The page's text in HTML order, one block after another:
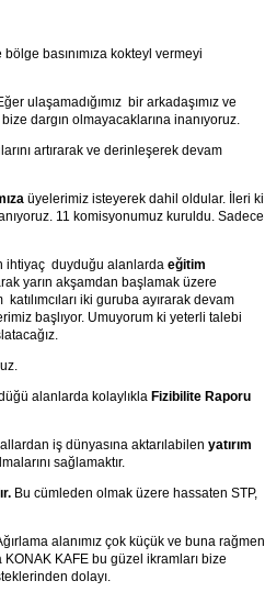
basınımıza kokteyl vermeyi
ulaşamadığımız bir arkadaşımız ve
dargın olmayacaklarına inanıyoruz.
artırarak ve derinleşerek devam
üyelerimiz isteyerek dahil oldular. İleri ki
11 komisyonumuz kuruldu. Sadece
ihtiyaç duyduğu alanlarda eğitim
yarın akşamdan başlamak üzere
iki guruba ayırarak devam
başlıyor. Umuyorum ki yeterli talebi
alanlarda kolaylıkla Fizibilite Raporu
iş dünyasına aktarılabilen yatırım
sağlamaktır.
Bu cümleden olmak üzere hassaten STP,
alanımız çok küçük ve buna rağmen
KAFE bu güzel ikramları bize
dolayı.